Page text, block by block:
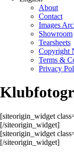
About
Contact
Images
Showroom
Tearsheets
Copyright
Terms &
Privacy
[siteorigin_widget
[/siteorigin_widget]
[siteorigin_widget
[/siteorigin_widget]